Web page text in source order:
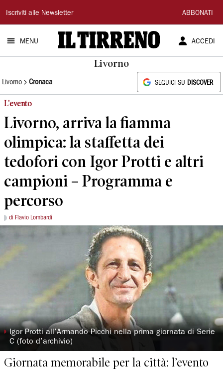
Il
Tirreno
Iscriviti alle Newsletter ABBONATI
MENU ACCEDI
Livorno
Livorno Cronaca SEGUICI SU DISCOVER
L'evento
Livorno, arriva la fiamma
olimpica: la staffetta dei
tedofori con Igor Protti e altri
campioni – Programma e
percorso
di Flavio Lombardi
◗Igor Protti all’Armando Picchi nella prima giornata di Serie
C (foto d’archivio)
Giornata memorabile per la città: l’evento